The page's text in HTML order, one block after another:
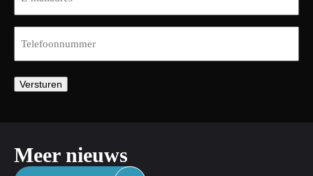
Versturen
Meer nieuws